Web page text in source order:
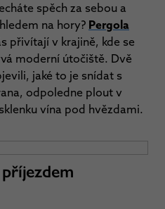
spěch za sebou a
na hory? Pergola
přivítají v krajině, kde se
moderní útočiště. Dvě
jaké to je snídat s
odpoledne plout v
vína pod hvězdami.